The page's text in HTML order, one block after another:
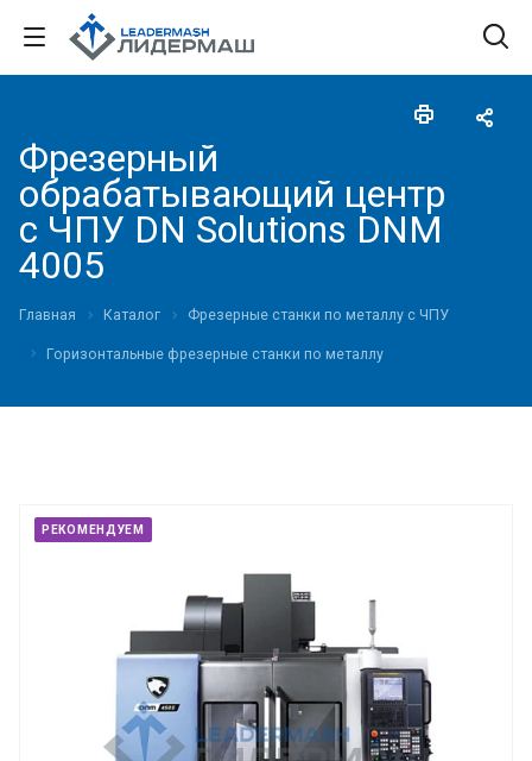
Фрезерный
обрабатывающий центр
с ЧПУ DN Solutions DNM
4005
Главная Каталог Фрезерные станки по металлу с ЧПУ
Горизонтальные фрезерные станки по металлу
РЕКОМЕНДУЕМ